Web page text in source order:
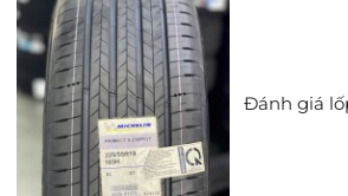
Đánh giá